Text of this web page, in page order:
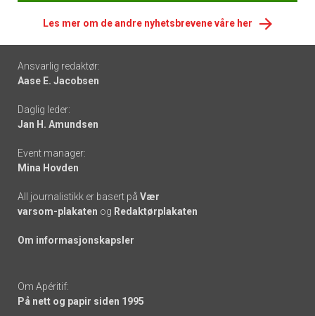
Les mer om de andre nyhetsbrevene våre her
Footer
-
links
Ansvarlig redaktør:
Aase E. Jacobsen
Daglig leder:
Jan H. Amundsen
Event manager:
Mina Hovden
All journalistikk er basert på Vær
varsom-plakaten og Redaktørplakaten
Om informasjonskapsler
Om Apéritif:
På nett og papir siden 1995